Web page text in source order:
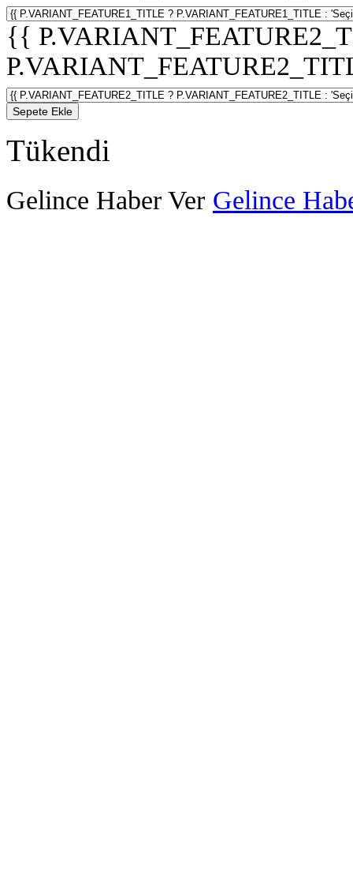
{{
Sepete Ekle
Tükendi
Gelince Haber Ver Gelince